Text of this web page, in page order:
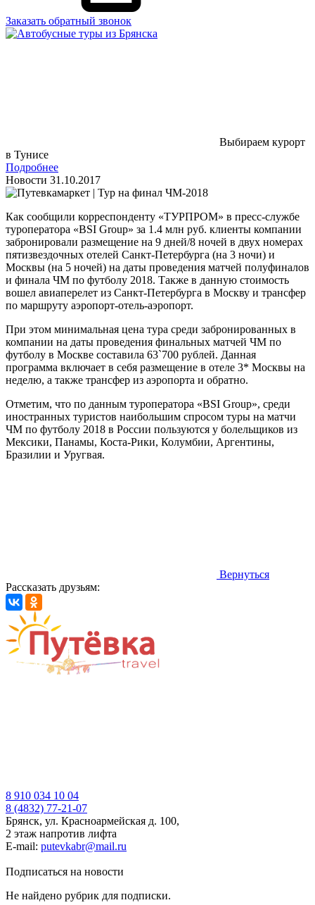
Заказать обратный звонок
Выбираем курорт
в Тунисе
Подробнее
Новости 31.10.2017
Как сообщили корреспонденту «ТУРПРОМ» в пресс-службе
туроператора «BSI Group» за 1.4 млн руб. клиенты компании
забронировали размещение на 9 дней/8 ночей в двух номерах
пятизвездочных отелей Санкт-Петербурга (на 3 ночи) и
Москвы (на 5 ночей) на даты проведения матчей полуфиналов
и финала ЧМ по футболу 2018. Также в данную стоимость
вошел авиаперелет из Санкт-Петербурга в Москву и трансфер
по маршруту аэропорт-отель-аэропорт.
При этом минимальная цена тура среди забронированных в
компании на даты проведения финальных матчей ЧМ по
футболу в Москве составила 63`700 рублей. Данная
программа включает в себя размещение в отеле 3* Москвы на
неделю, а также трансфер из аэропорта и обратно.
Отметим, что по данным туроператора «BSI Group», среди
иностранных туристов наибольшим спросом туры на матчи
ЧМ по футболу 2018 в России пользуются у болельщиков из
Мексики, Панамы, Коста-Рики, Колумбии, Аргентины,
Бразилии и Уругвая.
Вернуться
Рассказать друзьям:
8 910 034 10 04
8 (4832) 77-21-07
Брянск, ул. Красноармейская д. 100,
2 этаж напротив лифта
E-mail: putevkabr@mail.ru
Подписаться на новости
Не найдено рубрик для подписки.